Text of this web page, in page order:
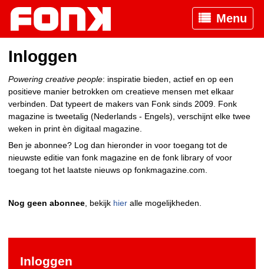
Menu
Inloggen
Powering creative people: inspiratie bieden, actief en op een
positieve manier betrokken om creatieve mensen met elkaar
verbinden. Dat typeert de makers van Fonk sinds 2009. Fonk
magazine is tweetalig (Nederlands - Engels), verschijnt elke twee
weken in print èn digitaal magazine.
Ben je abonnee? Log dan hieronder in voor toegang tot de
nieuwste editie van fonk magazine en de fonk library of voor
toegang tot het laatste nieuws op fonkmagazine.com.
Nog geen abonnee , bekijk hier alle mogelijkheden.
Inloggen